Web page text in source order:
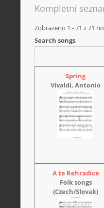
Kompletní
Zobrazeno 1 - 71 z71
Search songs
Spring
Vivaldi, Antonio
A te Rehradice
Folk songs
(Czech/Slovak)